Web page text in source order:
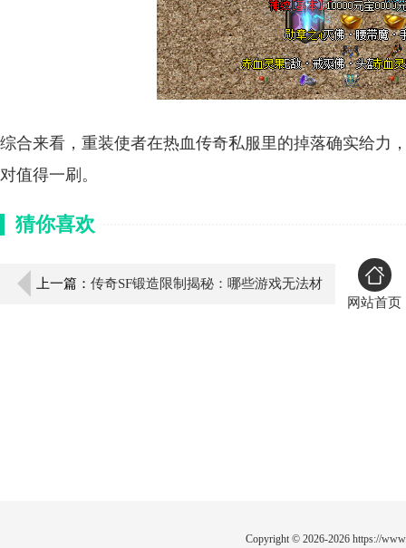
综合来看，重装使者在热血传奇私服里的掉落确实给力
对值得一刷。
猜你喜欢
上一篇： 传奇SF锻造限制揭秘：哪些游戏无法材
网站首页
Copyright © 2026-2026 https://